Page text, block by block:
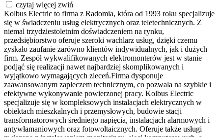
czytaj więcej zwiń
Kolbus Electric to firma z Radomia, która od 1993 roku specjalizuje
się w świadczeniu usług elektrycznych oraz teletechnicznych. Z
niemal trzydziestoletnim doświadczeniem na rynku,
przedsiębiorstwo oferuje szeroki wachlarz usług, dzięki czemu
zyskało zaufanie zarówno klientów indywidualnych, jak i dużych
firm. Zespół wykwalifikowanych elektromonterów jest w stanie
podjąć się realizacji nawet najbardziej skomplikowanych i
wyjątkowo wymagających zleceń.Firma dysponuje
zaawansowanym zapleczem technicznym, co pozwala na szybkie i
efektywne wykonywanie powierzonej pracy. Kolbus Electric
specjalizuje się w kompleksowych instalacjach elektrycznych w
obiektach mieszkalnych i przemysłowych, budowie stacji
transformatorowych średniego napięcia, instalacjach alarmowych i
antywłamaniowych oraz fotowoltaicznych. Oferuje także usługi